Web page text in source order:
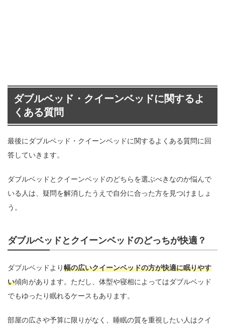
ダブルベッド・クイーンベッドに関するよ
くある質問
最後にダブルベッド・クイーンベッドに関するよくある質問に回
答していきます。
ダブルベッドとクイーンベッドのどちらを選ぶべきなのか悩んで
いる人は、疑問を解消したうえで自分に合った方を見つけましょ
う。
ダブルベッドとクイーンベッドのどっちが快適？
ダブルベッドより幅の広いクイーンベッドの方が快適に眠りやす
い傾向があります。ただし、体型や寝相によってはダブルベッド
でもゆったり眠れるケースもあります。
部屋の広さや予算に限りがなく、睡眠の質を重視したい人はクイ